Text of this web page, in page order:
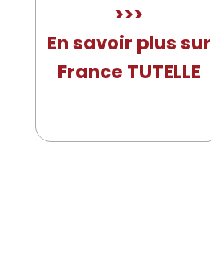
>>>
En savoir plus sur
France TUTELLE